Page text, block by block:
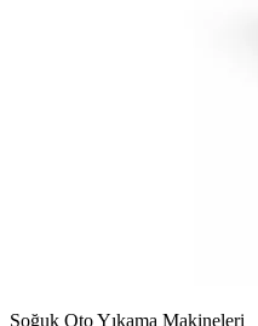
Soğuk Oto Yıkama Makineleri